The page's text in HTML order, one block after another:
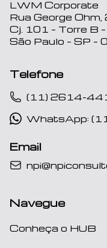
LWM Corporate
Rua George
Cj. 101 – Torre B
São Paulo – SP
Telefone
(11) 2614-
WhatsApp:
Email
Navegue
Conheça o HUB